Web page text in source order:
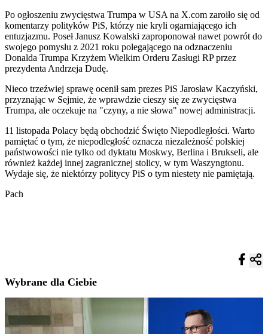
Po ogłoszeniu zwycięstwa Trumpa w USA na X.com zaroiło się od
komentarzy polityków PiS, którzy nie kryli ogarniającego ich
entuzjazmu. Poseł Janusz Kowalski zaproponował nawet powrót do
swojego pomysłu z 2021 roku polegającego na odznaczeniu
Donalda Trumpa Krzyżem Wielkim Orderu Zasługi RP przez
prezydenta Andrzeja Dudę.
Nieco trzeźwiej sprawę ocenił sam prezes PiS Jarosław Kaczyński,
przyznając w Sejmie, że wprawdzie cieszy się ze zwycięstwa
Trumpa, ale oczekuje na "czyny, a nie słowa" nowej administracji.
11 listopada Polacy będą obchodzić Święto Niepodległości. Warto
pamiętać o tym, że niepodległość oznacza niezależność polskiej
państwowości nie tylko od dyktatu Moskwy, Berlina i Brukseli, ale
również każdej innej zagranicznej stolicy, w tym Waszyngtonu.
Wydaje się, że niektórzy politycy PiS o tym niestety nie pamiętają.
Pach
Wybrane dla Ciebie